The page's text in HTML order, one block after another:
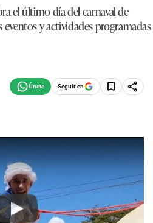
el último día del carnaval de
y actividades programadas
Seguir en
Play